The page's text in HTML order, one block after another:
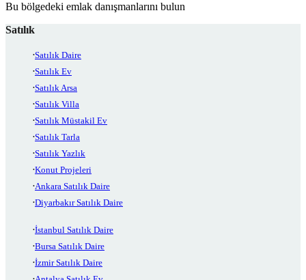
Bu bölgedeki emlak danışmanlarını bulun
Satılık
Satılık Daire
Satılık Ev
Satılık Arsa
Satılık Villa
Satılık Müstakil Ev
Satılık Tarla
Satılık Yazlık
Konut Projeleri
Ankara Satılık Daire
Diyarbakır Satılık Daire
İstanbul Satılık Daire
Bursa Satılık Daire
İzmir Satılık Daire